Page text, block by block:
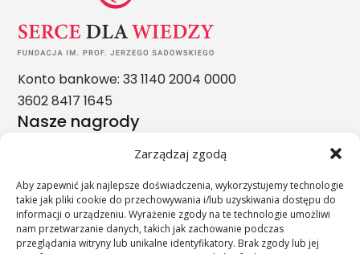
Zarządzaj zgodą
Aby zapewnić jak najlepsze doświadczenia, wykorzystujemy technologie
takie jak pliki cookie do przechowywania i/lub uzyskiwania dostępu do
informacji o urządzeniu. Wyrażenie zgody na te technologie umożliwi
nam przetwarzanie danych, takich jak zachowanie podczas
przeglądania witryny lub unikalne identyfikatory. Brak zgody lub jej
Konto bankowe: 33 1140 2004 0000
3602 8417 1645
Nasze nagrody